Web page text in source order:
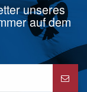
unseres
auf dem